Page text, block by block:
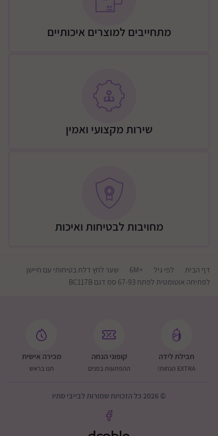
הילד הצליח לפתוח? מגלים מאוחר מדי
הפתרון: שער בטיחות חכם 🔥
שליטה בזמן אמת גם כשאתם לא בחדר
פחות לחץ – יותר שקט נפשי
ההבדל בין “אני מקווה שהוא סגור” לבין “אני יודע שהוא
מבנה חזק ועמיד לאורך זמן
מתאים לשימוש יומיומי בבית עם ילדים
פתיחה אוטומטית בעזרת החיישן
ללא קידוחים וללא כאב ראש
מתאים בדיוק לבית שלכם
חדרי ילדים
כל אזור שדורש גבול בטיחות ברור
פתרון חכם – לא רק מחסום פיזי
מתחייבים למוצרים איכותיים
שירות מקצועי ואמין
מחויבות לבטיחות ואיכות
דף הבית לפי גיל +6M
שער לחץ דלת בטיחותי עם חיישן
לפתיחה אוטומטית לפתח 67-93 סמ דגם BC117B
חבילת לידה
EXTRA הנחות!
קופוני הנחה
ההפתעות בפנים
מכירה אישית
תנו בראש
© 2026 כל הזכויות שמורות לבייבי סתיו